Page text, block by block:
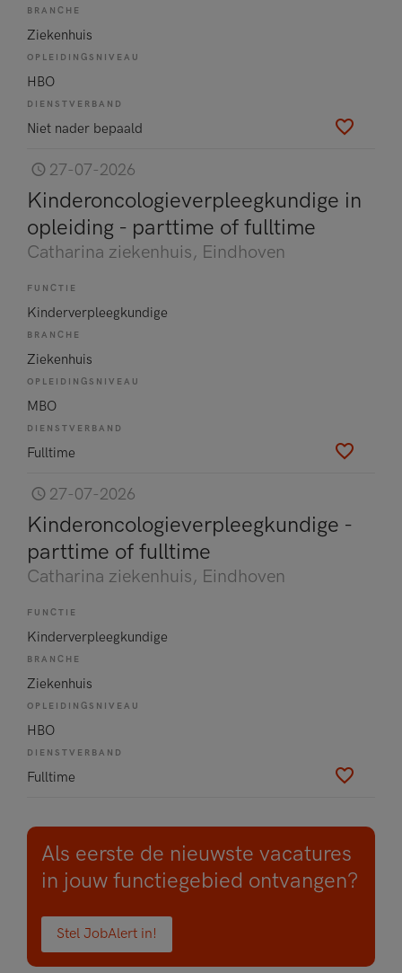
BRANCHE
Ziekenhuis
OPLEIDINGSNIVEAU
HBO
DIENSTVERBAND
Niet nader bepaald
27-07-2026
Kinderoncologieverpleegkundige in
opleiding - parttime of fulltime
Catharina ziekenhuis, Eindhoven
FUNCTIE
Kinderverpleegkundige
BRANCHE
Ziekenhuis
OPLEIDINGSNIVEAU
MBO
DIENSTVERBAND
Fulltime
27-07-2026
Kinderoncologieverpleegkundige -
parttime of fulltime
Catharina ziekenhuis, Eindhoven
FUNCTIE
Kinderverpleegkundige
BRANCHE
Ziekenhuis
OPLEIDINGSNIVEAU
HBO
DIENSTVERBAND
Fulltime
Als eerste de nieuwste vacatures
in jouw functiegebied ontvangen?
Stel JobAlert in!